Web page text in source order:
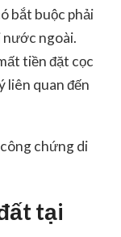
bắt buộc phải
nước ngoài.
tiền đặt cọc
liên quan đến
chứng di
tại